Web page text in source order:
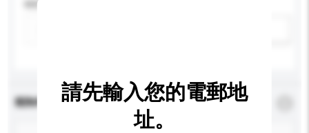
特性
查詢內容 *必須填寫
請先輸入您的電郵地
址。